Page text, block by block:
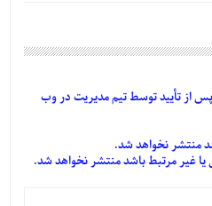
ازتأییدتوسط تیم مدیریت در وب
منتشر نخواهد شد.
یا غیر مرتبط باشد منتشر نخواهد شد.